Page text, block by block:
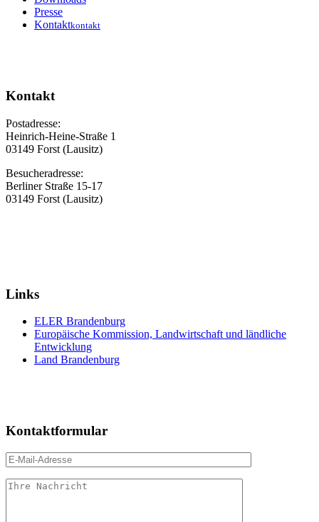
Presse
Kontaktkontakt
Kontakt
Postadresse:
Heinrich-Heine-Straße 1
03149 Forst (Lausitz)
Besucheradresse:
Berliner Straße 15-17
03149 Forst (Lausitz)
Links
ELER Brandenburg
Europäische Kommission, Landwirtschaft und ländliche
Entwicklung
Land Brandenburg
Kontaktformular